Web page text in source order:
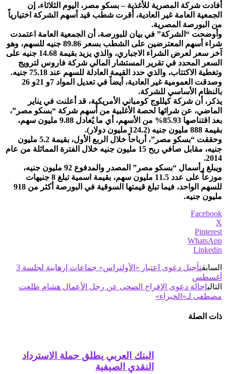
أفادت شركة المصرية للأغذية – بسكو مصر، اليوم الثلاثاء، إن
الجمعية العامة غير العادية، أقرت شطب قيد أسهم الشركة اختيارياً
من البورصة المصرية.
وأوضحت “الشركة” في بيان للبورصة، أن الجمعية العامة اعتمدت
شراء أسهم المعترضين على الشطب بسعر 89.86 جنيه للسهم، وهو
آخر سعر لعرض الشراء الاجباري، والذي يزيد بقيمة 14.68 جنيه على
السعر المحدد في تقرير المستشار المالي شركة فاروس لترويج
وتغطية الاكتتاب، والذي حدد القيمة العادلة للسهم عند 75.18 جنيه.
وصدقت العمومية غير العادية، أيضاً في تعديل المواد 7و 21و 26
بالنظام الأساسي للشركة.
يذكر، أن شركة كيللوج كومباني الأمريكية، قد أعلنت في يناير
الماضي، عن شرائها لحصة الأغلبية من أسهم شركة “بسكو مصر”،
بعد اقتناصها 85.93% من الأسهم، أي ما يُعادل 9.88 مليون سهم،
بقيمة 888 مليون جنيه (124.2 مليون دولار).
وحققت “بسكو مصر”، أرباحاً خلال الربع الأول، بقيمة 5.2 مليون
جنيه، مقابل صافي ربح 15 مليون جنيه خلال الفترة المماثلة من عام
2014.
ويبلغ رأسمال “بسكو مصر” المصدر والمدفوع 92 مليون جنيه،
موزعاً على عدد 11.5 مليون سهم، بقيمة اسمية تبلغ 8 جنيهات
للسهم الواحد، فيما تبلغ قيمتها السوقية في البورصة أكثر من 918
مليون جنيه.
Facebook
X
Pinterest
WhatsApp
Linkedin
السابق
تأجيل دعوى اعتبار «الأولتراس» جماعات إرهابية لجلسة 3
أغسطس
التاليإحالة دعوى الإفراج الصحى عن رجل الأعمال هشام طلعت
مصطفى لـ«الخبراء»
ذات الصلة
البنك العربي يطلق حملة الاسترداد
النقدي الصيفية